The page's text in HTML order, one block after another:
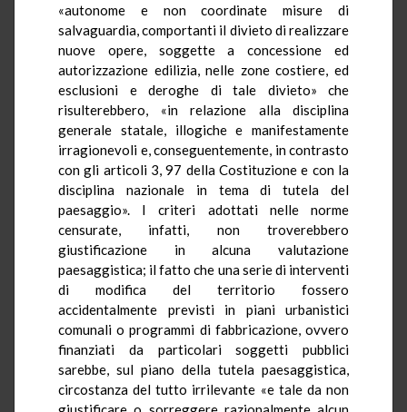
«autonome e non coordinate misure di
salvaguardia, comportanti il divieto di realizzare
nuove opere, soggette a concessione ed
autorizzazione edilizia, nelle zone costiere, ed
esclusioni e deroghe di tale divieto» che
risulterebbero, «in relazione alla disciplina
generale statale, illogiche e manifestamente
irragionevoli e, conseguentemente, in contrasto
con gli articoli 3, 97 della Costituzione e con la
disciplina nazionale in tema di tutela del
paesaggio». I criteri adottati nelle norme
censurate, infatti, non troverebbero
giustificazione in alcuna valutazione
paesaggistica; il fatto che una serie di interventi
di modifica del territorio fossero
accidentalmente previsti in piani urbanistici
comunali o programmi di fabbricazione, ovvero
finanziati da particolari soggetti pubblici
sarebbe, sul piano della tutela paesaggistica,
circostanza del tutto irrilevante «e tale da non